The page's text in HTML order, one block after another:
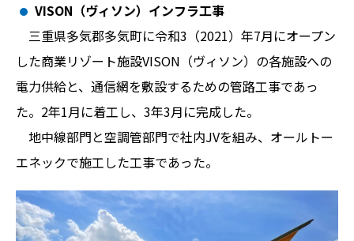
VISON（ヴィソン）インフラ工事
三重県多気郡多気町に令和3（2021）年7月にオープン
した商業リゾート施設VISON（ヴィソン）の各施設への
電力供給と、通信網を敷設するための管路工事であっ
た。2年1月に着工し、3年3月に完成した。
地中線部門と空調管部門で社内JVを組み、オールトー
エネックで施工した工事であった。